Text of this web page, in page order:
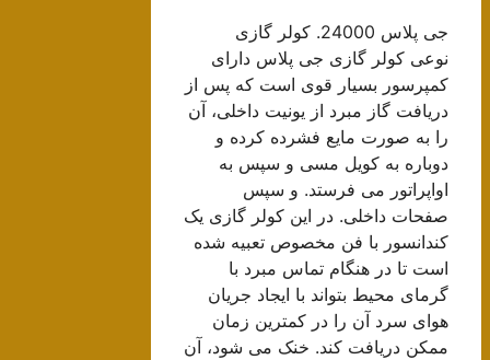
جی پلاس 24000. کولر گازی
نوعی کولر گازی جی پلاس دارای
کمپرسور بسیار قوی است که پس از
دریافت گاز مبرد از یونیت داخلی، آن
را به صورت مایع فشرده کرده و
دوباره به کویل مسی و سپس به
اواپراتور می فرستد. و سپس
صفحات داخلی. در این کولر گازی یک
کندانسور با فن مخصوص تعبیه شده
است تا در هنگام تماس مبرد با
گرمای محیط بتواند با ایجاد جریان
هوای سرد آن را در کمترین زمان
ممکن دریافت کند. خنک می شود، آن